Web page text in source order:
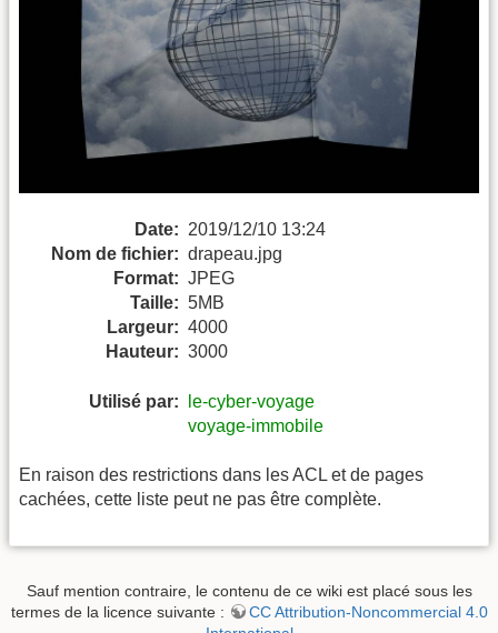
Date: 2019/12/10 13:24
Nom de fichier: drapeau.jpg
Format: JPEG
Taille: 5MB
Largeur: 4000
Hauteur: 3000
Utilisé par:
le-cyber-voyage
voyage-immobile
En raison des restrictions dans les ACL et de pages
cachées, cette liste peut ne pas être complète.
Sauf mention contraire, le contenu de ce wiki est placé sous les
termes de la licence suivante :
CC Attribution-Noncommercial 4.0